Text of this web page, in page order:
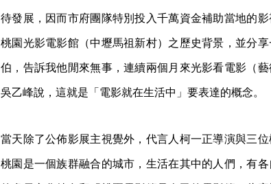
待發展，因而市府團隊特別投入千萬資金補助當地的
桃園光影電影館（中壢馬祖新村）之歷史背景，並分
伯，告訴我他閒來無事，連續兩個月來光影看電影（
吳乙峰說，這就是「電影就在生活中」要表達的概念。
當天除了公佈影展主視覺外，代言人柯一正導演與三
桃園是一個族群融合的城市，生活在其中的人們，有